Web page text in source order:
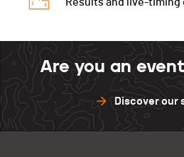
Results and live-timing
Are you an
Discover our